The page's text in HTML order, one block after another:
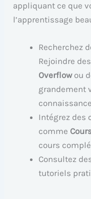
appliquant ce que
l’apprentissage
Recherchez
Rejoindre
Overflowou
grandement
Intégrez des
comme
cours
Consultez
tutoriels